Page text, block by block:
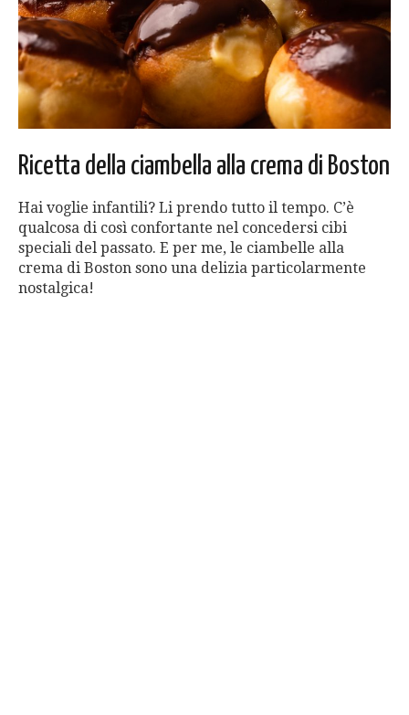
Ricetta della ciambella alla crema di Boston
Hai voglie infantili? Li prendo tutto il tempo. C’è
qualcosa di così confortante nel concedersi cibi
speciali del passato. E per me, le ciambelle alla
crema di Boston sono una delizia particolarmente
nostalgica!